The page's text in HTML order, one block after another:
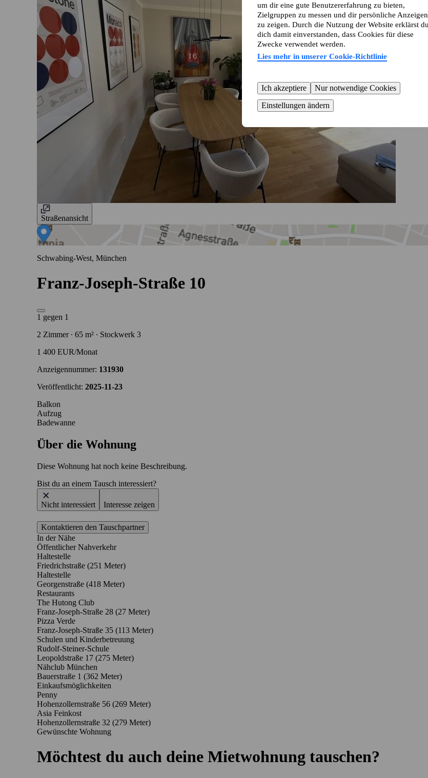
um dir eine gute Benutzererfahrung zu bieten,
Zielgruppen zu messen und dir persönliche Anzeigen
zu zeigen. Durch die Nutzung der Website erklärst du
dich damit einverstanden, dass Cookies für diese
Zwecke verwendet werden.
Lies mehr in unserer Cookie-Richtlinie
Ich akzeptiere
Nur notwendige Cookies
Einstellungen ändern
Straßenansicht
Schwabing-West, München
Franz-Joseph-Straße 10
1 gegen 1
2 Zimmer ∙ 65 m² ∙ Stockwerk 3
1 400 EUR/Monat
Anzeigennummer: 131930
Veröffentlicht: 2025-11-23
Balkon
Aufzug
Badewanne
Über die Wohnung
Diese Wohnung hat noch keine Beschreibung.
Bist du an einem Tausch interessiert?
Nicht interessiert Interesse zeigen
Kontaktieren den Tauschpartner
In der Nähe
Öffentlicher Nahverkehr
Haltestelle
Friedrichstraße (251 Meter)
Haltestelle
Georgenstraße (418 Meter)
Restaurants
The Hutong Club
Franz-Joseph-Straße 28 (27 Meter)
Pizza Verde
Franz-Joseph-Straße 35 (113 Meter)
Schulen und Kinderbetreuung
Rudolf-Steiner-Schule
Leopoldstraße 17 (275 Meter)
Nähclub München
Bauerstraße 1 (362 Meter)
Einkaufsmöglichkeiten
Penny
Hohenzollernstraße 56 (269 Meter)
Asia Feinkost
Hohenzollernstraße 32 (279 Meter)
Gewünschte Wohnung
Möchtest du auch deine Mietwohnung tauschen?